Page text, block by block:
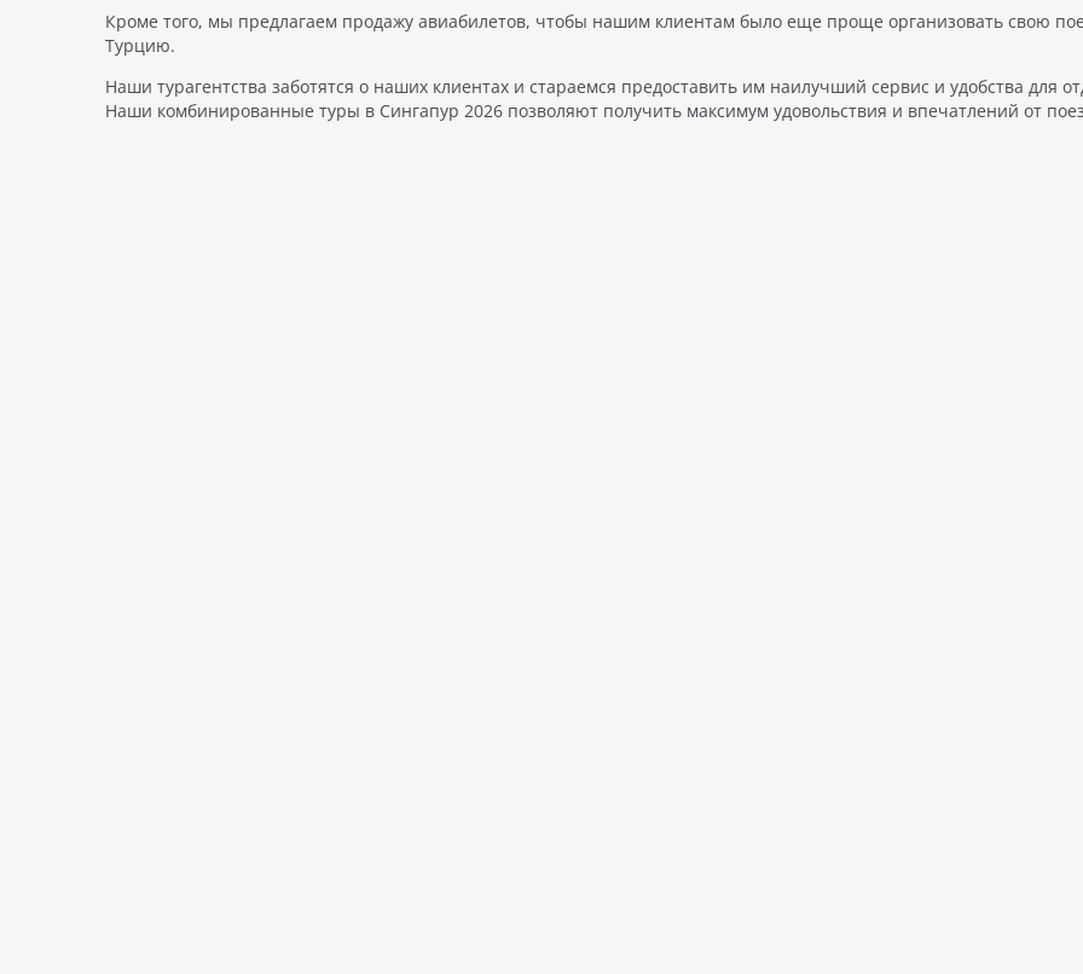
Кроме того, мы предлагаем продажу авиабилетов, чтобы нашим клиентам было еще проще организовать свою
Турцию.
Наши турагентства заботятся о наших клиентах и стараемся предоставить им наилучший сервис и удобства для
Наши комбинированные туры в Сингапур 2026 позволяют получить максимум удовольствия и впечатлений от